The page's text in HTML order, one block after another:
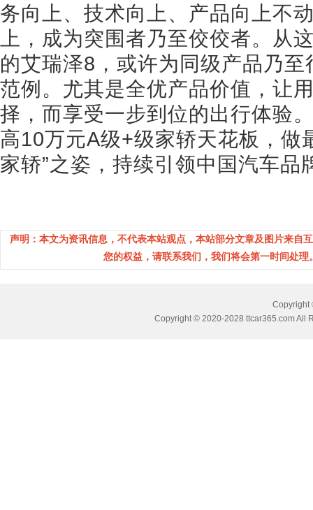
务向上、技术向上、产品向上不
上，成为突围者乃至佼佼者。从
的艾瑞泽8，或许为同级产品乃
范例。尤其是全优产品价值，让
择，而享受一步到位的出行体验
高10万元A级+级家轿天花板，做
家轿”之姿，持续引领中国汽车品
声明：本文为资讯信息，不代表本站观点，本站部分文章及图片来自
您的权益，请联系我们，我们将会第一时间处
Copyright
Copyright © 2020-2028 ttcar365.com All